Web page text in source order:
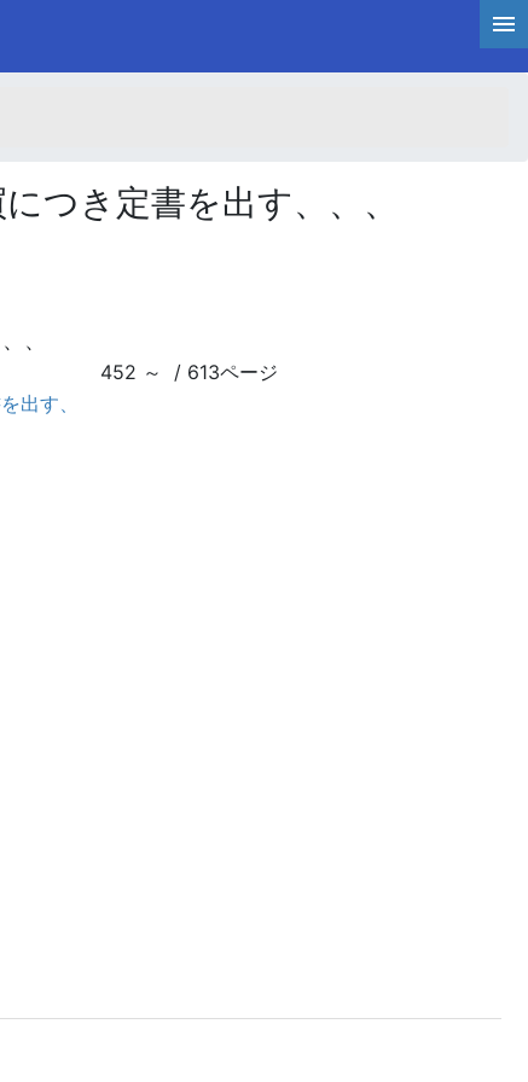
つき定書を出す、、、